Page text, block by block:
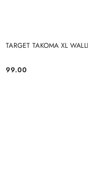
TARGET TAKOMA XL
Cena:
99.00